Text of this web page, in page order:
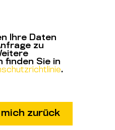
Ihre Daten
zu
finden Sie in
.